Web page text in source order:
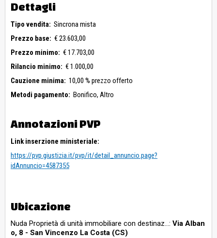
Dettagli
Tipo vendita: Sincrona mista
Prezzo base: € 23.603,00
Prezzo minimo: € 17.703,00
Rilancio minimo: € 1.000,00
Cauzione minima: 10,00 % prezzo offerto
Metodi pagamento: Bonifico, Altro
Annotazioni PVP
Link inserzione ministeriale:
https://pvp.giustizia.it/pvp/it/detail_annuncio.page?
idAnnuncio=4587355
Ubicazione
Nuda Proprietà di unità immobiliare con destinaz...: Via Alban
o, 8 - San Vincenzo La Costa (CS)